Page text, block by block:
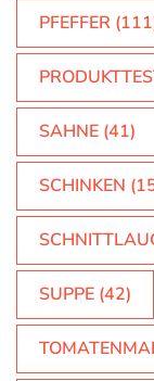
PFEFFER
SAHNE (41)
SCHINKEN
SUPPE (42)